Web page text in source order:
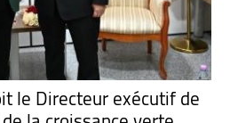
le Directeur exécutif de